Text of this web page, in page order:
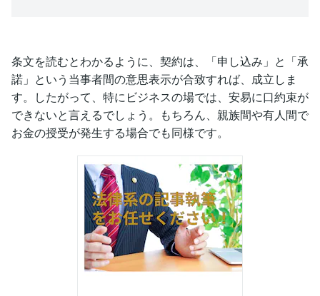
条文を読むとわかるように、契約は、「申し込み」と「承
諾」という当事者間の意思表示が合致すれば、成立しま
す。したがって、特にビジネスの場では、安易に口約束が
できないと言えるでしょう。もちろん、親族間や有人間で
お金の授受が発生する場合でも同様です。